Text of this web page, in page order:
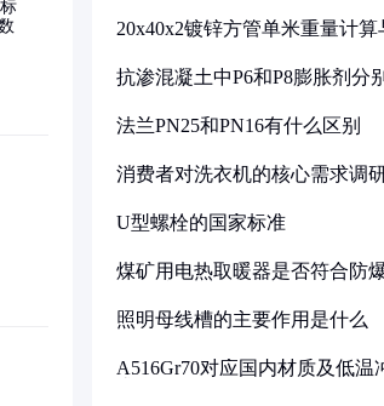
20x40x2镀锌方管单米重量计算
抗渗混凝土中P6和P8膨胀剂分
法兰PN25和PN16有什么区别
消费者对洗衣机的核心需求调
U型螺栓的国家标准
煤矿用电热取暖器是否符合防
照明母线槽的主要作用是什么
A516Gr70对应国内材质及低温